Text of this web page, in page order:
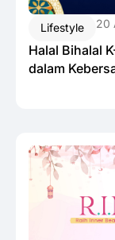
Lifestyle 20
Halal Bihalal
dalam